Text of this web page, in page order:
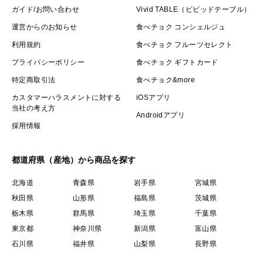
ガイド/お問い合わせ
運営からのお知らせ
利用規約
プライバシーポリシー
特定商取引法
カスタマーハラスメントに対する
当社の考え方
採用情報
Vivid TABLE（ビビッドテーブル）
食べチョク コンシェルジュ
食べチョク フルーツセレクト
食べチョク ギフトカード
食べチョク&more
iOSアプリ
Androidアプリ
都道府県（産地）から商品を探す
北海道 青森県 岩手県
宮城県
秋田県
山形県 福島県
茨城県
栃木県
群馬県 埼玉県
千葉県
東京都
神奈川県 新潟県
富山県
石川県
福井県 山梨県 長野県